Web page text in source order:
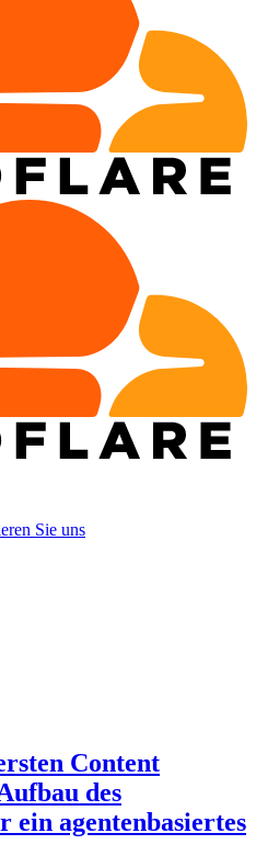
Sie uns
Content
des
ein agentenbasiertes